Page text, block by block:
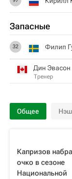
Запасные
32 Филип
Дин Эвасон
Тренер
Общее
Капризов
очко в сезоне
Национальной